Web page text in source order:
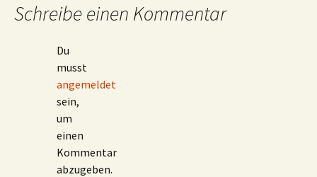
Schreibe einen Kommentar
Du
musst
angemeldet
sein,
um
einen
Kommentar
abzugeben.